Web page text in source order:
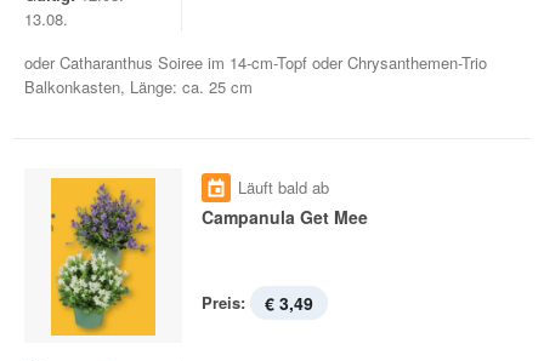
13.08.
oder Catharanthus Soiree im 14-cm-Topf oder Chrysanthemen-Trio
Balkonkasten, Länge: ca. 25 cm
Läuft bald ab
Campanula Get Mee
Preis: € 3,49